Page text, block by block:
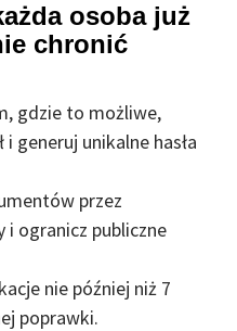
osoba już
chronić
gdzie to możliwe,
generuj unikalne hasła
przez
i ogranicz publiczne
nie później niż 7
poprawki.